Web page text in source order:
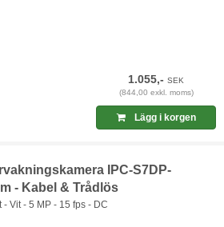
1.055,-SEK
(844,00 exkl. moms)
Lägg i korgen
IPC-S7DP-
- Kabel & Trådlös
Vit - 5 MP - 15 fps - DC